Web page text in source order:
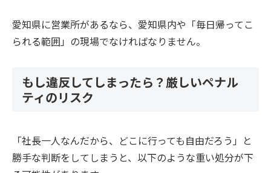
愛知県に営業所があるなら、愛知県内や「毎日帰ってこ
られる範囲」の現場でなければなりません。
もし違反してしまったら？厳しいペナル
ティのリスク
「社長一人なんだから、どこに行っても自由だろう」と
勝手な判断をしてしまうと、以下のような重い処分が下